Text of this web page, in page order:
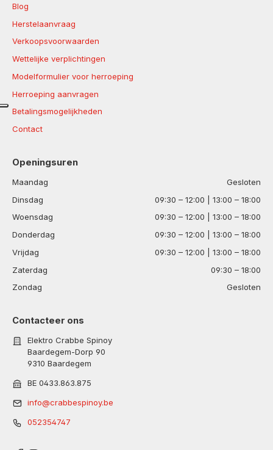
Blog
Herstelaanvraag
Verkoopsvoorwaarden
Wettelijke verplichtingen
Modelformulier voor herroeping
Herroeping aanvragen
Betalingsmogelijkheden
Contact
Openingsuren
Maandag
Gesloten
Dinsdag
09:30 – 12:00 | 13:00 – 18:00
Woensdag
09:30 – 12:00 | 13:00 – 18:00
Donderdag
09:30 – 12:00 | 13:00 – 18:00
Vrijdag
09:30 – 12:00 | 13:00 – 18:00
Zaterdag
09:30 – 18:00
Zondag
Gesloten
Contacteer ons
Elektro Crabbe Spinoy
Baardegem-Dorp 90
9310 Baardegem
BE 0433.863.875
info@crabbespinoy.be
052354747